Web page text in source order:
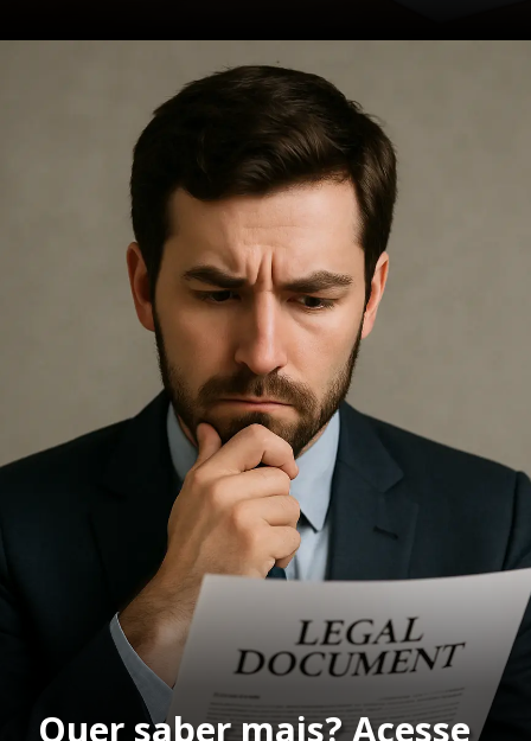
https://ademilsoncs.adv.br/
Quer saber mais? Acesse